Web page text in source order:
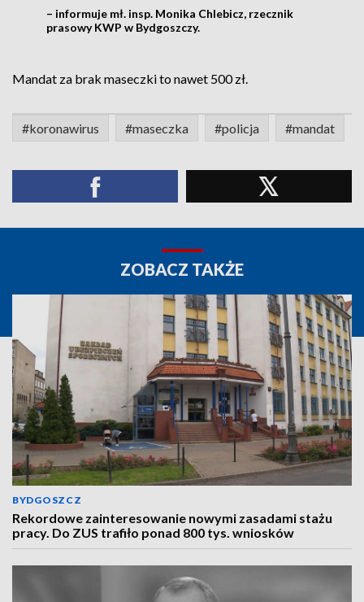
– informuje mł. insp. Monika Chlebicz, rzecznik
prasowy KWP w Bydgoszczy.
Mandat za brak maseczki to nawet 500 zł.
#koronawirus #maseczka #policja #mandat
ZOBACZ TAKŻE
BYDGOSZCZ
Rekordowe zainteresowanie nowymi zasadami stażu
pracy. Do ZUS trafiło ponad 800 tys. wniosków